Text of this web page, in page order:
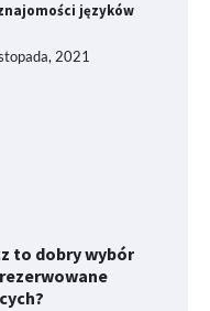
języków
2021
to dobry wybór